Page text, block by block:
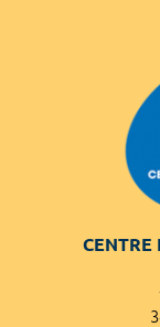
CENTRE